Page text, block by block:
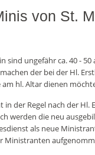
von St.
sind ungefähr ca. 40 -
der bei der Hl.
hl. Altar dienen
in der Regel nach der
werden die neu
als neue
Ministranten